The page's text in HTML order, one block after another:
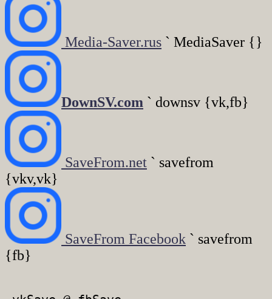
Media-Saver.rus ` MediaSaver {}
DownSV.com ` downsv {vk,fb}
SaveFrom.net ` savefrom
{vkv,vk}
SaveFrom Facebook ` savefrom
{fb}